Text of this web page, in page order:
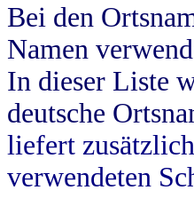
Bei den
Namen
In dieser Liste
deutsche
liefert
verwendeten